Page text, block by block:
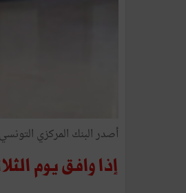
أصدر البنك المركزي
إذا وافق يوم الثلاثاء 4 جوان 2019 اليوم الأول